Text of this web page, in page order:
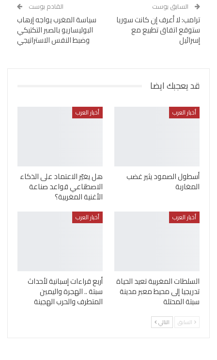
السابق بوست
ترامب: لا أعرف إن كانت سوريا
ستوقع اتفاق تطبيع مع
إسرائيل
القادم بوست
سياسة المغرب يواجه إرهاب
البوليساريو بالصبر التكتيكي
وضبط النفس الاستراتيجي
قد يعجبك ايضا
أخبار العرب
أسطول الصمود يثير غضب
المغاربة
أخبار العرب
هل يغيّر الاعتماد على الذكاء
الاصطناعي قواعد صناعة
الأغنية المغربية؟
أخبار العرب
السلطات المغربية تعيد الحياة
تدريجيا إلى محيط معبر مدينة
سبتة المحتلة
أخبار العرب
أربع قراءات إسبانية لأحداث
سبتة .. الهجرة واليمين
المتطرف والحرب الهجينة
السابق التالي